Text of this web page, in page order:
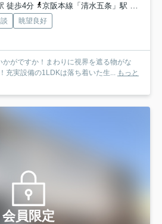
徒歩4分
京阪本線「清水五条」駅 徒歩4分
眺望良好
がですか！まわりに視界を遮る物がな
充実設備の1LDKは落ち着いた生... もっと
会員限定